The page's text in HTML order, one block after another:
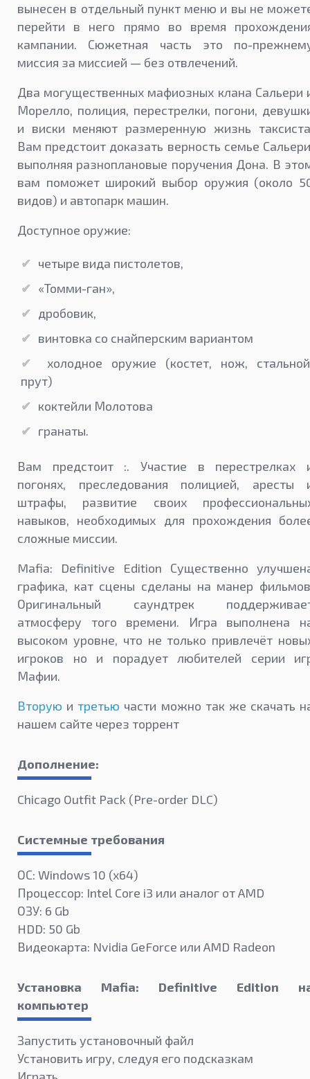
вынесен в отдельный пункт меню и вы не
перейти в него прямо во время
кампании. Сюжетная часть это по-
миссия за миссией — без отвлечений.
Два могущественных мафиозных клана Сальери
Морелло, полиция, перестрелки, погони,
и виски меняют размеренную жизнь
Вам предстоит доказать верность семье
выполняя разноплановые поручения Дона. В
вам поможет широкий выбор оружия (около
видов) и автопарк машин.
Доступное оружие:
четыре вида пистолетов,
«Томми-ган»,
дробовик,
винтовка со снайперским вариантом
холодное оружие (костет, нож, стальной
прут)
коктейли Молотова
гранаты.
Вам предстоит :. Участие в перестрелках
погонях, преследования полицией, аресты
штрафы, развитие своих
навыков, необходимых для прохождения
сложные миссии.
Mafia: Definitive Edition Существенно
графика, кат сцены сделаны на манер
Оригинальный саундтрек
атмосферу того времени. Игра выполнена
высоком уровне, что не только привлечёт
игроков но и порадует любителей серии
Мафии.
Вторую итретью части можно так же скачать
нашем сайте через торрент
Дополнение:
Chicago Outfit Pack (Pre-order DLC)
Системные требования
ОС: Windows 10 (x64)
Процессор: Intel Core i3 или аналог от AMD
ОЗУ: 6 Gb
HDD: 50 Gb
Видеокарта: Nvidia GeForce или AMD Radeon
Установка Mafia: Definitive Edition
компьютер
Запустить установочный файл
Установить игру, следуя его подсказкам